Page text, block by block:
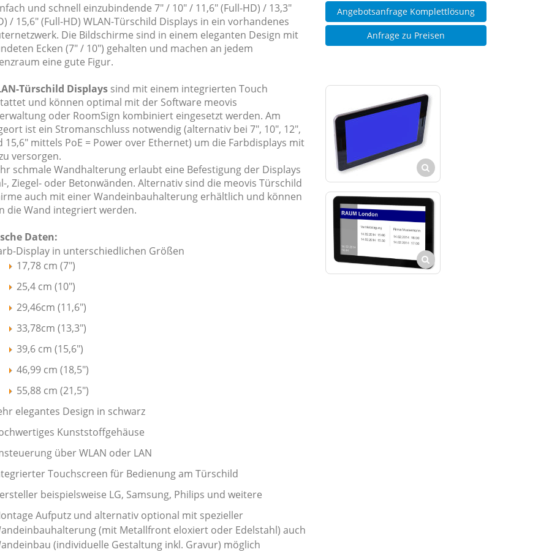
und schnell einzubindende 7" / 10" / 11,6" (Full-HD) / 13,3"
/ 15,6" (Full-HD) WLAN-Türschild Displays in ein vorhandenes
Die Bildschirme sind in einem eleganten Design mit
Ecken (7" / 10") gehalten und machen an jedem
eine gute Figur.
Türschild Displayssind mit einem integrierten Touch
und können optimal mit der Software meovis
oder RoomSign kombiniert eingesetzt werden. Am
ist ein Stromanschluss notwendig (alternativ bei 7", 10", 12",
15,6" mittels PoE = Power over Ethernet) um die Farbdisplays mit
versorgen.
schmale Wandhalterung erlaubt eine Befestigung der Displays
, Ziegel- oder Betonwänden. Alternativ sind die meovis Türschild
auch mit einer Wandeinbauhalterung erhältlich und können
die Wand integriert werden.
Daten:
Display in unterschiedlichen Größen
17,78 cm (7")
25,4 cm (10")
29,46cm (11,6")
33,78cm (13,3")
39,6 cm (15,6")
46,99 cm (18,5")
55,88 cm (21,5")
elegantes Design in schwarz
Kunststoffgehäuse
über WLAN oder LAN
Touchscreen für Bedienung am Türschild
beispielsweise LG, Samsung, Philips und weitere
Aufputz und alternativ optional mit spezieller
(mit Metallfront eloxiert oder Edelstahl) auch
(individuelle Gestaltung inkl. Gravur) möglich
Angebotsanfrage Komplettlösung
Anfrage zu Preisen